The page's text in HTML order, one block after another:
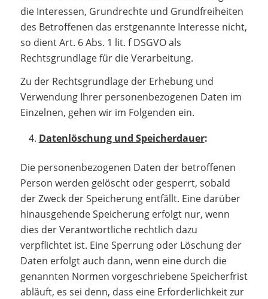
die Interessen, Grundrechte und Grundfreiheiten
des Betroffenen das erstgenannte Interesse nicht,
so dient Art. 6 Abs. 1 lit. f DSGVO als
Rechtsgrundlage für die Verarbeitung.
Zu der Rechtsgrundlage der Erhebung und
Verwendung Ihrer personenbezogenen Daten im
Einzelnen, gehen wir im Folgenden ein.
Datenlöschung und Speicherdauer:
Die personenbezogenen Daten der betroffenen
Person werden gelöscht oder gesperrt, sobald
der Zweck der Speicherung entfällt. Eine darüber
hinausgehende Speicherung erfolgt nur, wenn
dies der Verantwortliche rechtlich dazu
verpflichtet ist. Eine Sperrung oder Löschung der
Daten erfolgt auch dann, wenn eine durch die
genannten Normen vorgeschriebene Speicherfrist
abläuft, es sei denn, dass eine Erforderlichkeit zur